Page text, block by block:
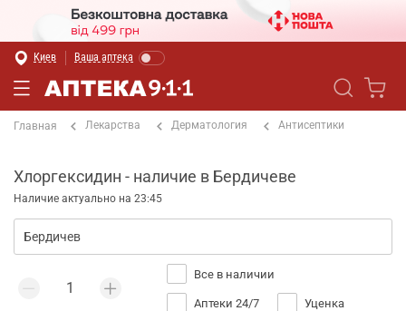
Киев Ваша аптека
Главная Лекарства Дерматология Антисептики
Хлоргексидин - наличие в Бердичеве
Наличие актуально на 23:45
Все в наличии
Аптеки 24/7 Уценка